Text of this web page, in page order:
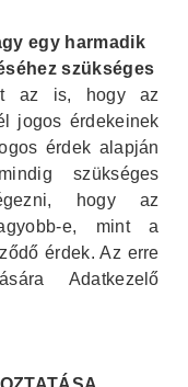
egy harmadik
szükséges
az is, hogy az
jogos érdekeinek
érdek alapján
szükséges
hogy az
e, mint a
érdek. Az erre
Adatkezelő